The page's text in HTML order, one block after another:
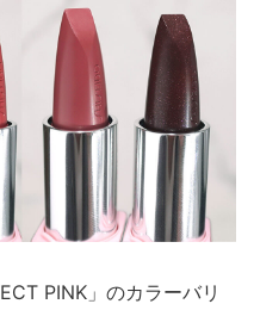
PINK」のカラーバリ